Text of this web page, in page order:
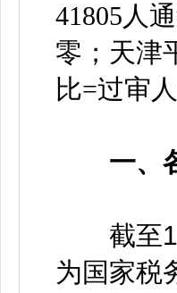
41805人
零；天津
比=过审
一、
截至
为国家税